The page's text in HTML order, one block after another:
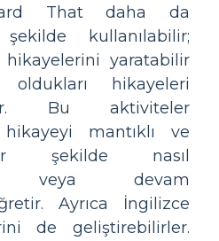
That daha da
kullanılabilir;
yaratabilir
oldukları hikayeleri
Bu aktiviteler
mantıklı ve
şekilde nasıl
veya devam
Ayrıca İngilizce
de geliştirebilirler.